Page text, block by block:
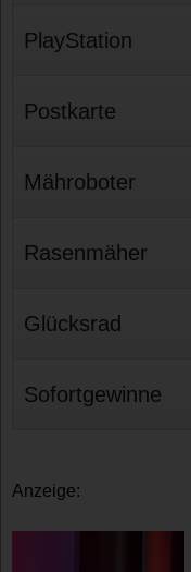
PlayStation
Postkarte
Mähroboter
Rasenmäher
Glücksrad
Sofortgewinne
Anzeige: